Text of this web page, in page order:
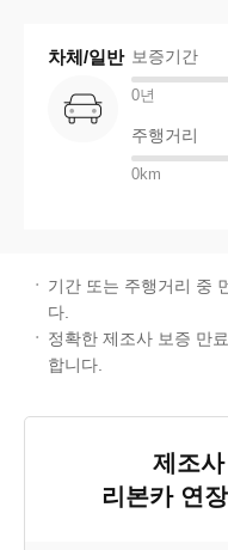
차체/일반 보증기간
0년
주행거리
0km
기간 또는 주행거리 중
다.
정확한 제조사 보증 만
합니다.
제조
리본카 연